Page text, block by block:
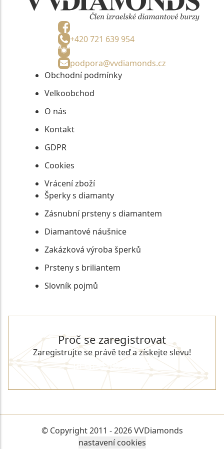
+420 721 639 954
podpora@vvdiamonds.cz
Obchodní podmínky
Velkoobchod
O nás
Kontakt
GDPR
Cookies
Vrácení zboží
Šperky s diamanty
Zásnubní prsteny s diamantem
Diamantové náušnice
Zakázková výroba šperků
Prsteny s briliantem
Slovník pojmů
Proč se zaregistrovat
Zaregistrujte se právě teď a získejte slevu!
REGISTROVAT SE
© Copyright 2011 - 2026 VVDiamonds
nastavení cookies